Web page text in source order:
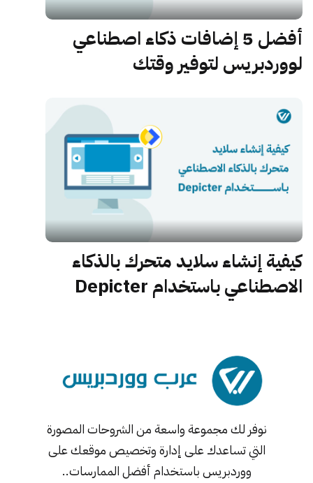
أفضل 5 إضافات ذكاء اصطناعي
لووردبريس لتوفير وقتك
كيفية إنشاء سلايد متحرك بالذكاء
الاصطناعي باستخدام Depicter
نوفر لك مجموعة واسعة من الشروحات المصورة
التي تساعدك على إدارة وتخصيص موقعك على
ووردبريس باستخدام أفضل الممارسات..